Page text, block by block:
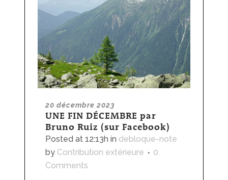
20 décembre 2023
UNE FIN DÉCEMBRE par
Bruno Ruiz (sur Facebook)
Posted at 12:13h in debloque-note
by Contribution extérieure
0
Comments